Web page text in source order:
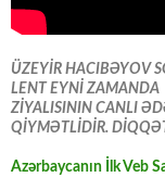
ÜZEYİR HACIBƏYOV
LENT EYNİ ZAMANDA
ZİYALISININ CANLI
QİYMƏTLİDİR.
Azərbaycanın İlk Veb